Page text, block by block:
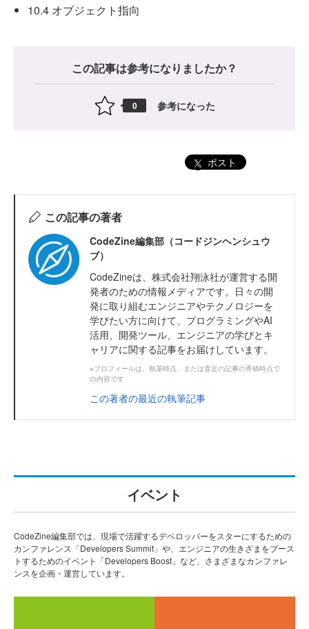
10.4 オブジェクト指向
この記事は参考になりましたか？
0 参考になった
ポスト
この記事の著者
CodeZine編集部（コードジンヘンシュウ
ブ）
CodeZineは、株式会社翔泳社が運営する開
発者のための情報メディアです。日々の開
発に取り組むエンジニアやテクノロジーを
学びたい方に向けて、プログラミングやAI
活用、開発ツール、エンジニアの学びとキ
ャリアに関する記事をお届けしています。
※プロフィールは、執筆時点、または直近の記事の寄稿時点で
の内容です
この著者の最近の執筆記事
イベント
CodeZine編集部では、現場で活躍するデベロッパーをスターにするための
カンファレンス「Developers Summit」や、エンジニアの生きざまをブース
トするためのイベント「Developers Boost」など、さまざまなカンファレ
ンスを企画・運営しています。